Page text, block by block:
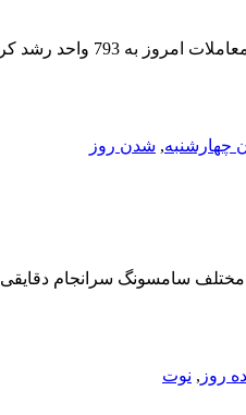
چهارشنبه, شدن روز
روز , نوت